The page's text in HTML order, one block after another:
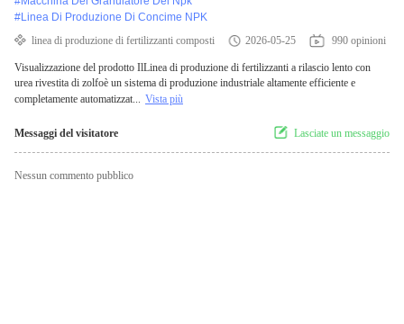
#Linea Di Produzione Di Concime NPK
linea di produzione di fertilizzanti composti
2026-05-25 990 opinioni
Visualizzazione del prodotto IlLinea di produzione di fertilizzanti a rilascio lento con
urea rivestita di zolfoè un sistema di produzione industriale altamente efficiente e
completamente automatizzat... Vista più
Messaggi del visitatore Lasciate un messaggio
Nessun commento pubblico